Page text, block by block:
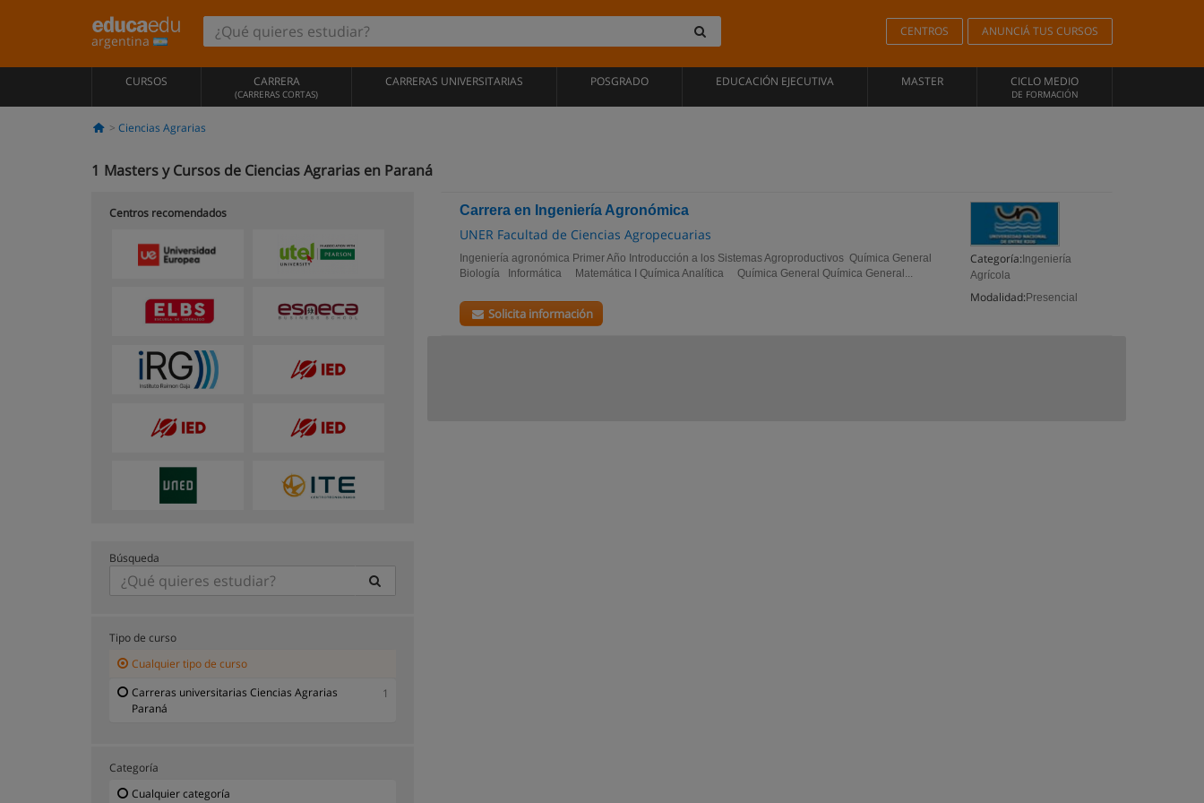
argentina
CENTROS ANUNCIÁ TUS CURSOS
CURSOS CARRERA
(CARRERAS CORTAS)
CARRERAS UNIVERSITARIAS POSGRADO EDUCACIÓN EJECUTIVA MASTER CICLO MEDIO
DE FORMACIÓN
Ciencias Agrarias
1 Masters y Cursos de Ciencias Agrarias en Paraná
Carrera en Ingeniería Agronómica
UNER Facultad de Ciencias Agropecuarias
Categoría: Ingeniería
Agrícola
Modalidad: Presencial
Ingeniería agronómica Primer Año Introducción a los Sistemas Agroproductivos Química General
Biología Informática Matemática I Química Analítica Química General Química General...
Solicita información
Centros recomendados
Búsqueda
Tipo de curso
Cualquier tipo de curso
Carreras universitarias Ciencias Agrarias
Paraná
1
Categoría
Cualquier categoría